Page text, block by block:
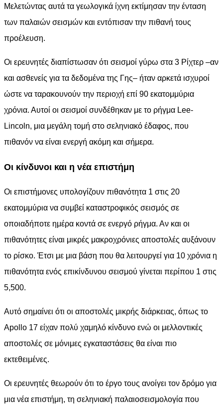
Μελετώντας αυτά τα γεωλογικά ίχνη εκτίμησαν την ένταση
των παλαιών σεισμών και εντόπισαν την πιθανή τους
προέλευση.
Οι ερευνητές διαπίστωσαν ότι σεισμοί γύρω στα 3 Ρίχτερ –αν
και ασθενείς για τα δεδομένα της Γης– ήταν αρκετά ισχυροί
ώστε να ταρακουνούν την περιοχή επί 90 εκατομμύρια
χρόνια. Αυτοί οι σεισμοί συνδέθηκαν με το ρήγμα Lee-
Lincoln, μια μεγάλη τομή στο σεληνιακό έδαφος, που
πιθανόν να είναι ενεργή ακόμη και σήμερα.
Οι κίνδυνοι και η νέα επιστήμη
Οι επιστήμονες υπολογίζουν πιθανότητα 1 στις 20
εκατομμύρια να συμβεί καταστροφικός σεισμός σε
οποιαδήποτε ημέρα κοντά σε ενεργό ρήγμα. Αν και οι
πιθανότητες είναι μικρές μακροχρόνιες αποστολές αυξάνουν
το ρίσκο. Έτσι με μια βάση που θα λειτουργεί για 10 χρόνια η
πιθανότητα ενός επικίνδυνου σεισμού γίνεται περίπου 1 στις
5,500.
Αυτό σημαίνει ότι οι αποστολές μικρής διάρκειας, όπως το
Apollo 17 είχαν πολύ χαμηλό κίνδυνο ενώ οι μελλοντικές
αποστολές σε μόνιμες εγκαταστάσεις θα είναι πιο
εκτεθειμένες.
Οι ερευνητές θεωρούν ότι το έργο τους ανοίγει τον δρόμο για
μια νέα επιστήμη, τη σεληνιακή παλαιοσεισμολογία που